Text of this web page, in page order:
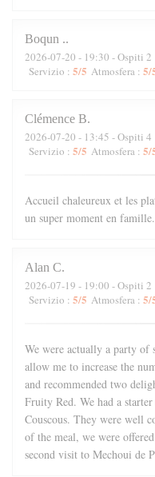
Boqun .
2026-07-20 - 19:30 - Ospiti 2
Servizio : 5/5 Atmosfera : 5/
Clémence B
2026-07-20 - 13:45 - Ospiti 4
Servizio : 5/5 Atmosfera : 5/
Accueil chaleureux et les
un super moment en famille.
Alan C
2026-07-19 - 19:00 - Ospiti 2
Servizio : 5/5 Atmosfera : 5/
We were actually a party of
allow me to increase the
and recommended two
Fruity Red. We had a
Couscous. They were well
of the meal, we were
second visit to Mechoui de